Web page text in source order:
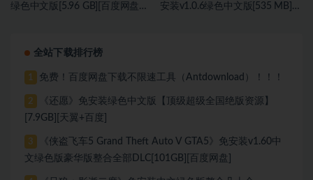
绿色中文版[5.96 GB][百度网盘
安装v1.0.6绿色中文版[535 MB]
全站下载排行榜
1 免费！百度网盘下载不限速工具（Antdownload）！！！
2
《还愿》免安装绿色中文版【顶级超级全国绝版资源】
[7.9GB][天翼+百度]
3
《侠盗飞车5 Grand Theft Auto V GTA5》免安装v1.60中
文绿色版豪华版整合全部DLC[101GB][百度网盘]